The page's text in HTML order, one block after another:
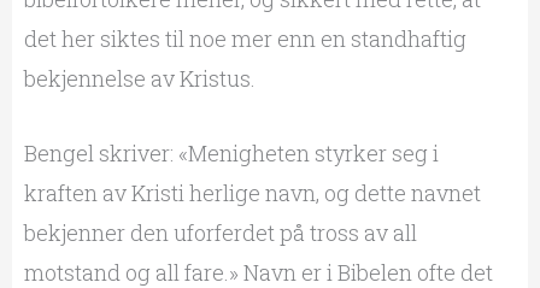
det her siktes til noe mer enn en standhaftig
bekjennelse av Kristus.
Bengel skriver: «Menigheten styrker seg i
kraften av Kristi herlige navn, og dette navnet
bekjenner den uforferdet på tross av all
motstand og all fare.» Navn er i Bibelen ofte det